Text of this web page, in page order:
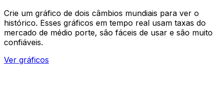
Crie um gráfico de dois câmbios mundiais para ver o
histórico. Esses gráficos em tempo real usam taxas do
mercado de médio porte, são fáceis de usar e são muito
confiáveis.
Ver gráficos